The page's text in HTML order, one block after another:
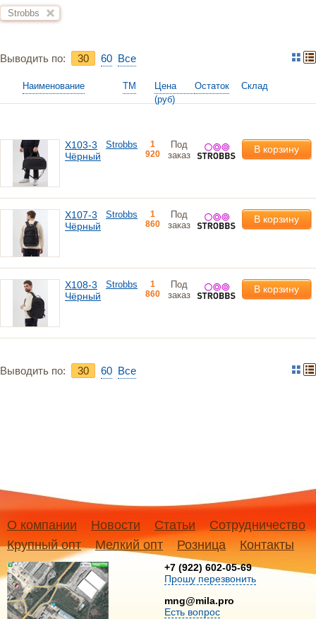
Strobbs
Выводить по: 30 60 Bce
Наименование ТМ
Цена
(руб)
Остаток Склад
X103-3
Чёрный
Strobbs
1
920
Под
заказ
В корзину
X107-3
Чёрный
Strobbs
1
860
Под
заказ
В корзину
X108-3
Чёрный
Strobbs
1
860
Под
заказ
В корзину
Выводить по: 30 60 Bce
О компании Новости Статьи
Сотрудничество
Крупный опт
Мелкий опт Розница Контакты
+7 (922) 602-05-69
Прошу перезвонить
mng@mila.pro
Есть вопрос